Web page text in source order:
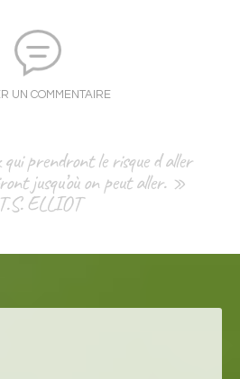
UN COMMENTAIRE
prendront le risque d aller
jusqu’où on peut aller. »
T.S. ELLIOT